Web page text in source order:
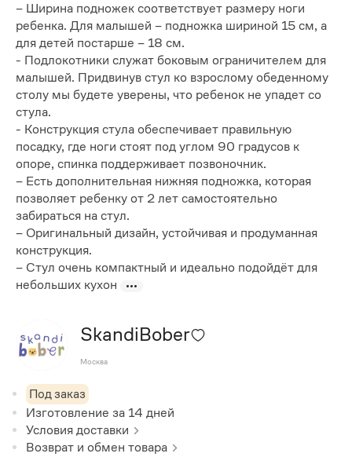
– Ширина подножек соответствует размеру ноги
ребенка. Для малышей – подножка шириной 15 см, а
для детей постарше – 18 см.
- Подлокотники служат боковым ограничителем для
малышей. Придвинув стул ко взрослому обеденному
столу мы будете уверены, что ребенок не упадет со
стула.
- Конструкция стула обеспечивает правильную
посадку, где ноги стоят под углом 90 градусов к
опоре, спинка поддерживает позвоночник.
– Есть дополнительная нижняя подножка, которая
позволяет ребенку от 2 лет самостоятельно
забираться на стул.
– Оригинальный дизайн, устойчивая и продуманная
конструкция.
– Стул очень компактный и идеально подойдёт для
небольших кухон
SkandiBober
Москва
Под заказ
Изготовление за 14 дней
Условия доставки
Возврат и обмен товара